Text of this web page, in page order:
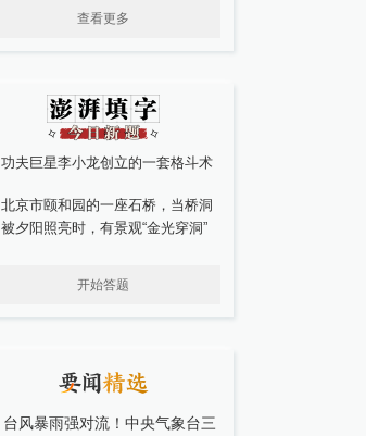
查看更多
功夫巨星李小龙创立的一套格斗术
北京市颐和园的一座石桥，当桥洞
被夕阳照亮时，有景观“金光穿洞”
开始答题
台风暴雨强对流！中央气象台三